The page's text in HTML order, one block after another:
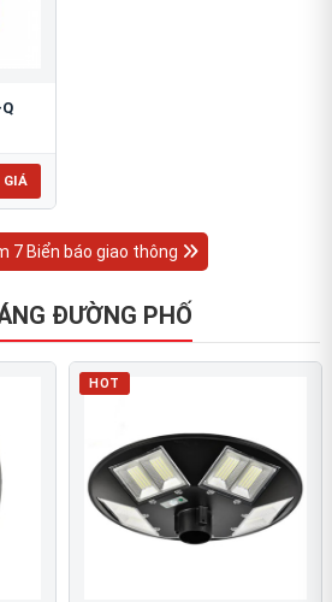
GIÁ
7 Biển báo giao thông
ĐƯỜNG PHỐ
HOT